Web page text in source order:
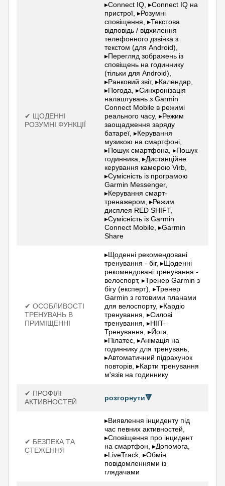
✔ ЩОДЕННІ
РОЗУМНІ ФУНКЦІЇ
▸Connect IQ, ▸Connect IQ на
пристрої, ▸Розумні
сповіщення, ▸Текстова
відповідь / відхилення
телефонного дзвінка з
текстом (для Android),
▸Перегляд зображень із
сповіщень на годиннику
(тільки для Android),
▸Ранковий звіт, ▸Календар,
▸Погода, ▸Синхронізація
налаштувань з Garmin
Connect Mobile в режимі
реального часу, ▸Режим
заощадження заряду
батареї, ▸Керування
музикою на смартфоні,
▸Пошук смартфона, ▸Пошук
годинника, ▸Дистанційне
керування камерою Virb,
▸Сумісність із програмою
Garmin Messenger,
▸Керування смарт-
тренажером, ▸Режим
дисплея RED SHIFT,
▸Сумісність із Garmin
Connect Mobile, ▸Garmin
Share
✔ ОСОБЛИВОСТІ
ТРЕНУВАНЬ В
ПРИМІЩЕННІ
▸Щоденні рекомендовані
тренування - біг, ▸Щоденні
рекомендовані тренування -
велоспорт, ▸Тренер Garmin з
бігу (експерт), ▸Тренер
Garmin з готовими планами
для велоспорту, ▸Кардіо
тренування, ▸Силові
тренування, ▸HIIT-
Тренування, ▸Йога,
▸Пілатес, ▸Анімація на
годиннику для тренувань,
▸Автоматичний підрахунок
повторів, ▸Карти тренування
м'язів на годиннику
✔ ПРОФІЛІ
АКТИВНОСТЕЙ
розгорнути🔻
✔ БЕЗПЕКА ТА
СТЕЖЕННЯ
▸Виявлення інциденту під
час певних активностей,
▸Сповіщення про інцидент
на смартфон, ▸Допомога,
▸LiveTrack, ▸Обмін
повідомленнями із
глядачами